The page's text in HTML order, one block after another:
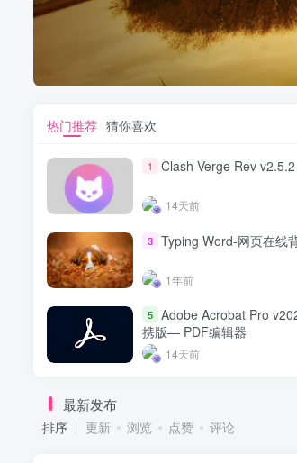
热门推荐 猜你喜欢
1 Clash Verge Rev
14天前
3 Typing Word-网页在线
1年前
5 Adobe Acrobat Pro
携版— PDF编辑器
14天前
最新发布
排序 更新 浏览 点赞 评论